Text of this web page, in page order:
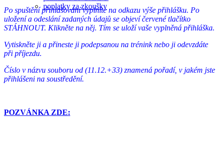
poplatky za zkoušky
Po spuštění přihlašování vyplníte na odkazu výše přihlášku. Po
uložení a odeslání zadaných údajů se objeví červené tlačítko
STÁHNOUT. Klikněte na něj. Tím se uloží vaše vyplněná přihláška.
Vytiskněte ji a přineste ji podepsanou na trénink nebo ji odevzdáte
při příjezdu.
Číslo v názvu souboru od (11.12.+33) znamená pořadí, v jakém jste
přihlášeni na soustředění.
POZVÁNKA ZDE: